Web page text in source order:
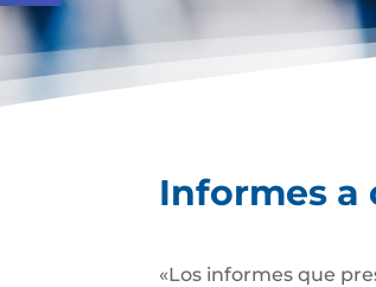
Informes a
«Los informes que